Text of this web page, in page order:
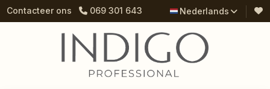
Contacteer ons 069 301 643 Nederlands